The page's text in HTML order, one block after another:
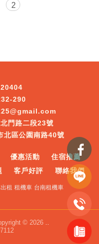
2
290
門路二段23號
北區公園南路40號
優惠活動
住宿推薦
客戶好評 聯絡我們
租 租機車 台南租機車
© 2026